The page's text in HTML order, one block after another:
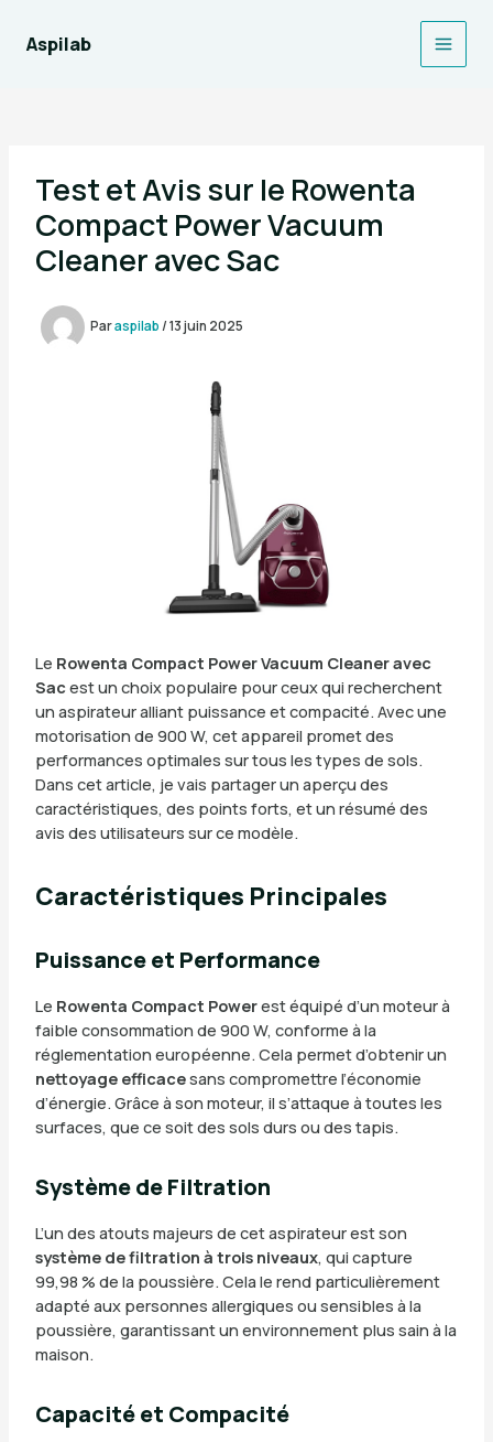
contenu
Aspilab
Main
Test et Avis sur le Rowenta
Compact Power Vacuum
Cleaner avec Sac
Paraspilab/13 juin 2025
Le Rowenta Compact Power Vacuum Cleaner avec
Sacest un choix populaire pour ceux qui recherchent
un aspirateur alliant puissance et compacité. Avec une
motorisation de 900 W, cet appareil promet des
performances optimales sur tous les types de sols.
Dans cet article, je vais partager un aperçu des
caractéristiques, des points forts, et un résumé des
avis des utilisateurs sur ce modèle.
Caractéristiques Principales
Puissance et Performance
Le Rowenta Compact Powerest équipé d’un moteur à
faible consommation de 900 W, conforme à la
réglementation européenne. Cela permet d’obtenir un
nettoyage efficacesans compromettre l’économie
d’énergie. Grâce à son moteur, il s’attaque à toutes les
surfaces, que ce soit des sols durs ou des tapis.
Système de Filtration
L’un des atouts majeurs de cet aspirateur est son
système de filtration à trois niveaux, qui capture
99,98 % de la poussière. Cela le rend particulièrement
adapté aux personnes allergiques ou sensibles à la
poussière, garantissant un environnement plus sain à la
maison.
Capacité et Compacité